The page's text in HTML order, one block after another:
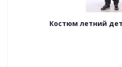
Костюм летний